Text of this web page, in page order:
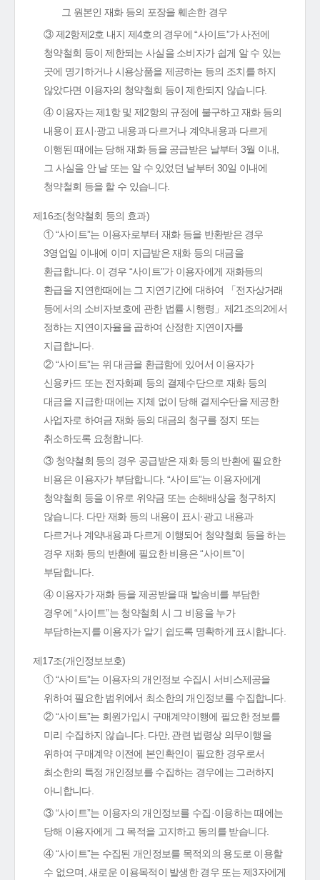
그 원본인 재화 등의 포장을 훼손한 경우
③ 제2항제2호 내지 제4호의 경우에 “사이트”가 사전에
청약철회 등이 제한되는 사실을 소비자가 쉽게 알 수 있는
곳에 명기하거나 시용상품을 제공하는 등의 조치를 하지
않았다면 이용자의 청약철회 등이 제한되지 않습니다.
④ 이용자는 제1항 및 제2항의 규정에 불구하고 재화 등의
내용이 표시·광고 내용과 다르거나 계약내용과 다르게
이행된 때에는 당해 재화 등을 공급받은 날부터 3월 이내,
그 사실을 안 날 또는 알 수 있었던 날부터 30일 이내에
청약철회 등을 할 수 있습니다.
제16조(청약철회 등의 효과)
① “사이트”는 이용자로부터 재화 등을 반환받은 경우
3영업일 이내에 이미 지급받은 재화 등의 대금을
환급합니다. 이 경우 “사이트”가 이용자에게 재화등의
환급을 지연한때에는 그 지연기간에 대하여 「전자상거래
등에서의 소비자보호에 관한 법률 시행령」제21조의2에서
정하는 지연이자율을 곱하여 산정한 지연이자를
지급합니다.
② “사이트”는 위 대금을 환급함에 있어서 이용자가
신용카드 또는 전자화폐 등의 결제수단으로 재화 등의
대금을 지급한 때에는 지체 없이 당해 결제수단을 제공한
사업자로 하여금 재화 등의 대금의 청구를 정지 또는
취소하도록 요청합니다.
③ 청약철회 등의 경우 공급받은 재화 등의 반환에 필요한
비용은 이용자가 부담합니다. “사이트”는 이용자에게
청약철회 등을 이유로 위약금 또는 손해배상을 청구하지
않습니다. 다만 재화 등의 내용이 표시·광고 내용과
다르거나 계약내용과 다르게 이행되어 청약철회 등을 하는
경우 재화 등의 반환에 필요한 비용은 “사이트”이
부담합니다.
④ 이용자가 재화 등을 제공받을 때 발송비를 부담한
경우에 “사이트”는 청약철회 시 그 비용을 누가
부담하는지를 이용자가 알기 쉽도록 명확하게 표시합니다.
제17조(개인정보보호)
① “사이트”는 이용자의 개인정보 수집시 서비스제공을
위하여 필요한 범위에서 최소한의 개인정보를 수집합니다.
② “사이트”는 회원가입시 구매계약이행에 필요한 정보를
미리 수집하지 않습니다. 다만, 관련 법령상 의무이행을
위하여 구매계약 이전에 본인확인이 필요한 경우로서
최소한의 특정 개인정보를 수집하는 경우에는 그러하지
아니합니다.
③ “사이트”는 이용자의 개인정보를 수집·이용하는 때에는
당해 이용자에게 그 목적을 고지하고 동의를 받습니다.
④ “사이트”는 수집된 개인정보를 목적외의 용도로 이용할
수 없으며, 새로운 이용목적이 발생한 경우 또는 제3자에게